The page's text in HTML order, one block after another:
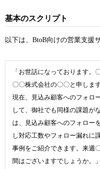
基本のスクリプト
以下は、BtoB向けの営業支援
「お世話になっております。
〇〇株式会社の〇〇と申します
現在、見込み顧客へのフォロ
して、御社でも同様の課題が
は、見込み顧客へのフォロー
し対応工数やフォロー漏れに
事例をご紹介できます。来週
間はございますでしょうか。」